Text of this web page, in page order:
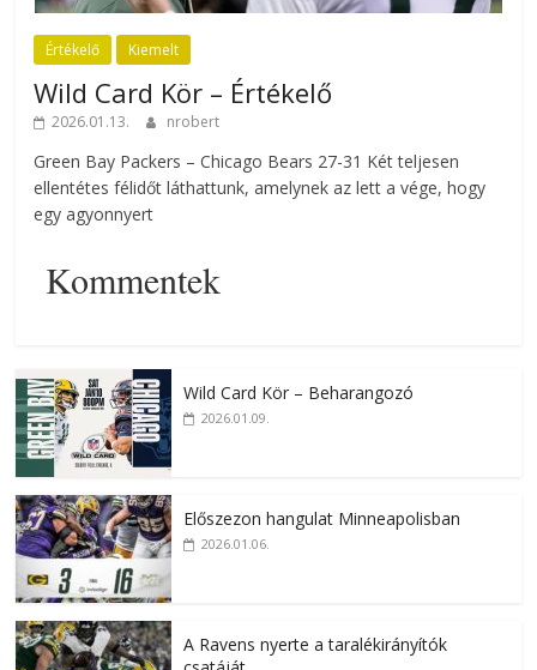
Értékelő Kiemelt
Wild Card Kör – Értékelő
2026.01.13. nrobert
Green Bay Packers – Chicago Bears 27-31 Két teljesen
ellentétes félidőt láthattunk, amelynek az lett a vége, hogy
egy agyonnyert
Kommentek
Wild Card Kör – Beharangozó
2026.01.09.
Előszezon hangulat Minneapolisban
2026.01.06.
A Ravens nyerte a taralékirányítók